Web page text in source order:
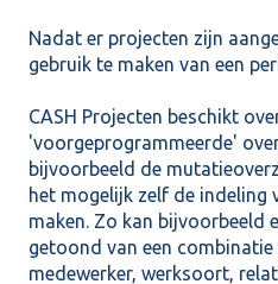
Nadat er projecten zijn
gebruik te maken van een
CASH Projecten beschikt
'voorgeprogrammeerde'
bijvoorbeeld de
het mogelijk zelf de indeling
maken. Zo kan bijvoorbeeld
getoond van een
medewerker, werksoort,